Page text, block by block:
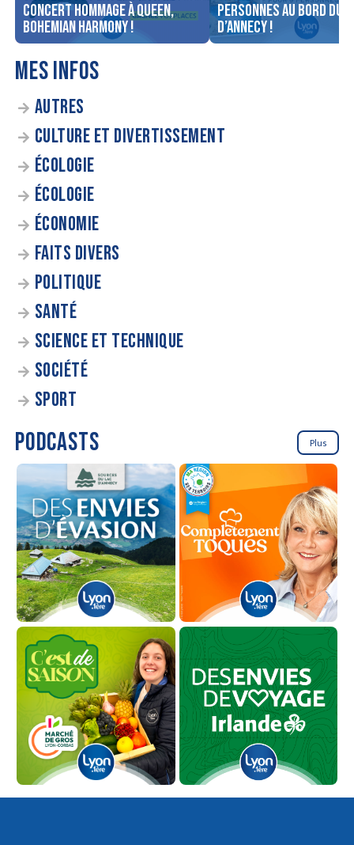
concert Hommage à Queen,
Bohemian Harmony !
personnes au bord du
d’Annecy !
MES INFOS
AUTRES
CULTURE ET DIVERTISSEMENT
ÉCOLOGIE
ÉCOLOGIE
ÉCONOMIE
FAITS DIVERS
POLITIQUE
SANTÉ
SCIENCE ET TECHNIQUE
SOCIÉTÉ
SPORT
PODCASTS Plus